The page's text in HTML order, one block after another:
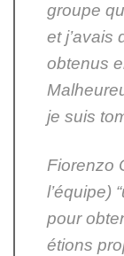
groupe
et j’avais
obtenus
je suis
Fiorenzo
l’équipe)
pour
étions